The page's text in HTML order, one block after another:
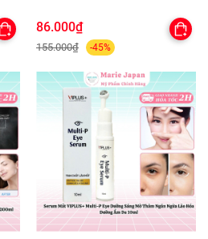
86.000₫
155.000₫ -45%